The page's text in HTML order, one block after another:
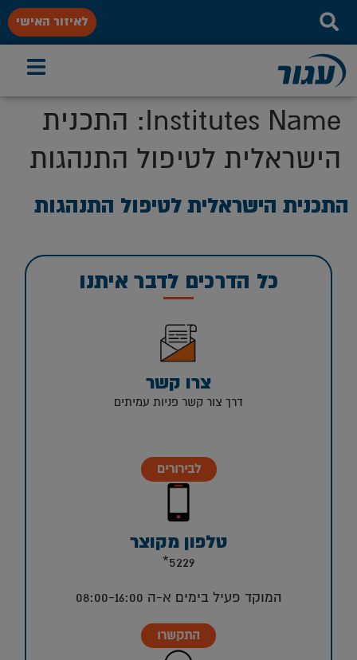
לאיזור האישי
Institutes Name:
התכנית
הישראלית לטיפול התנהגות
התכנית הישראלית לטיפול התנהגות
כל הדרכים לדבר איתנו
צרו קשר
דרך צור קשר פניות עמיתים
לבירורים
טלפון מקוצר
5229*
המוקד פעיל בימים א-ה 08:00-16:00
התקשרו